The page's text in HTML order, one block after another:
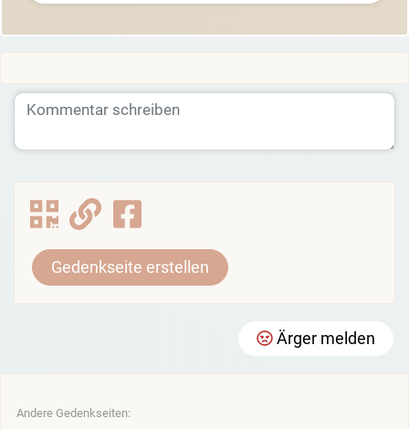
Gedenkseite erstellen
Ärger melden
Andere Gedenkseiten: